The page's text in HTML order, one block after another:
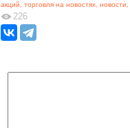
акций, торговля на новостях, новости,
226